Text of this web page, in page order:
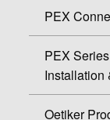
PEX
PEX
Installation
Oetiker